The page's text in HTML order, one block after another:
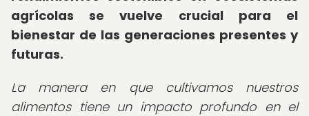
agrícolas se vuelve crucial para el
bienestar de las generaciones presentes y
futuras.
La manera en que cultivamos nuestros
alimentos tiene un impacto profundo en el